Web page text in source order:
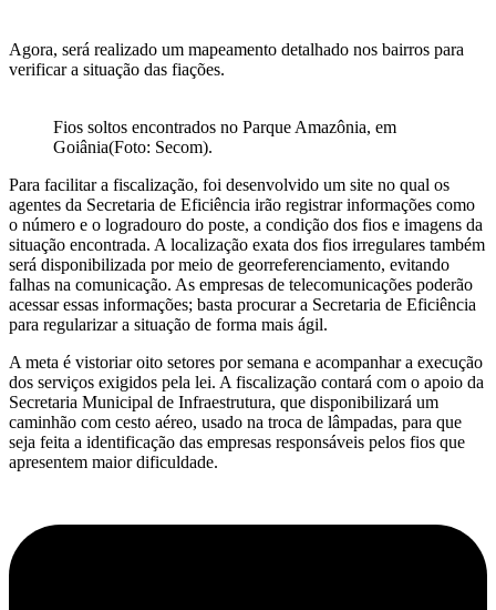
Agora, será realizado um mapeamento detalhado nos bairros para
verificar a situação das fiações.
Fios soltos encontrados no Parque Amazônia, em
Goiânia(Foto: Secom).
Para facilitar a fiscalização, foi desenvolvido um site no qual os
agentes da Secretaria de Eficiência irão registrar informações como
o número e o logradouro do poste, a condição dos fios e imagens da
situação encontrada. A localização exata dos fios irregulares também
será disponibilizada por meio de georreferenciamento, evitando
falhas na comunicação. As empresas de telecomunicações poderão
acessar essas informações; basta procurar a Secretaria de Eficiência
para regularizar a situação de forma mais ágil.
A meta é vistoriar oito setores por semana e acompanhar a execução
dos serviços exigidos pela lei. A fiscalização contará com o apoio da
Secretaria Municipal de Infraestrutura, que disponibilizará um
caminhão com cesto aéreo, usado na troca de lâmpadas, para que
seja feita a identificação das empresas responsáveis pelos fios que
apresentem maior dificuldade.